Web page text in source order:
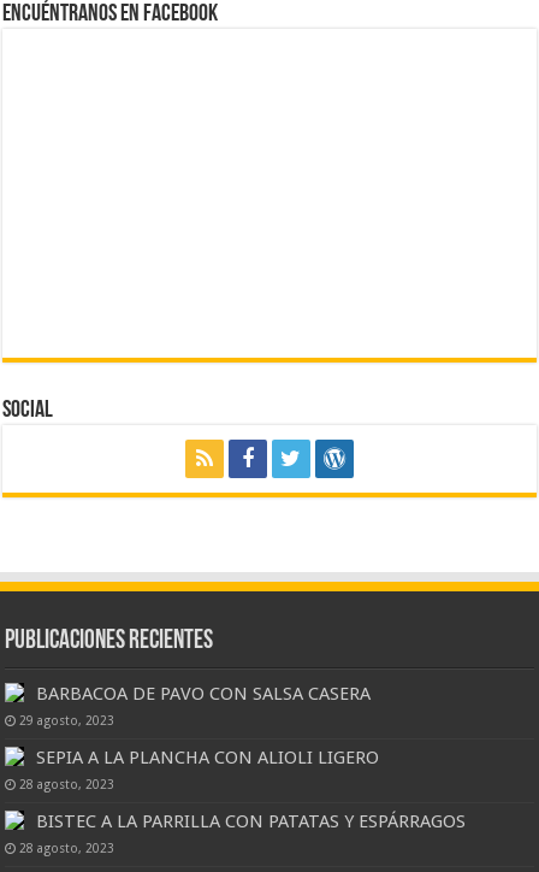
Encuéntranos en Facebook
Social
Publicaciones Recientes
BARBACOA DE PAVO CON SALSA CASERA
29 agosto, 2023
SEPIA A LA PLANCHA CON ALIOLI LIGERO
28 agosto, 2023
BISTEC A LA PARRILLA CON PATATAS Y ESPÁRRAGOS
28 agosto, 2023